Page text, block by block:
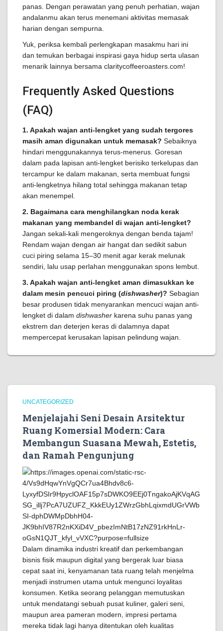
panas. Dengan perawatan yang penuh perhatian, wajan
andalanmu akan terus menemani aktivitas memasak
harian dengan sempurna.
Yuk, periksa kembali perlengkapan masakmu hari ini
dan temukan berbagai inspirasi gaya hidup serta ulasan
menarik lainnya bersama claritycoffeeroasters.com!
Frequently Asked Questions
(FAQ)
1. Apakah wajan anti-lengket yang sudah tergores
masih aman digunakan untuk memasak? Sebaiknya
hindari menggunakannya terus-menerus. Goresan
dalam pada lapisan anti-lengket berisiko terkelupas dan
tercampur ke dalam makanan, serta membuat fungsi
anti-lengketnya hilang total sehingga makanan tetap
akan menempel.
2. Bagaimana cara menghilangkan noda kerak
makanan yang membandel di wajan anti-lengket?
Jangan sekali-kali mengeroknya dengan benda tajam!
Rendam wajan dengan air hangat dan sedikit sabun
cuci piring selama 15–30 menit agar kerak melunak
sendiri, lalu usap perlahan menggunakan spons lembut.
3. Apakah wajan anti-lengket aman dimasukkan ke
dalam mesin pencuci piring (dishwasher)? Sebagian
besar produsen tidak menyarankan mencuci wajan anti-
lengket di dalam dishwasher karena suhu panas yang
ekstrem dan deterjen keras di dalamnya dapat
mempercepat kerusakan lapisan pelindung wajan.
UNCATEGORIZED
Menjelajahi Seni Desain Arsitektur
Ruang Komersial Modern: Cara
Membangun Suasana Mewah, Estetis,
dan Ramah Pengunjung
Dalam dinamika industri kreatif dan perkembangan
bisnis fisik maupun digital yang bergerak luar biasa
cepat saat ini, kenyamanan tata ruang telah menjelma
menjadi instrumen utama untuk mengunci loyalitas
konsumen. Ketika seorang pelanggan memutuskan
untuk mendatangi sebuah pusat kuliner, galeri seni,
maupun area pameran modern, impresi pertama
mereka tidak lagi hanya ditentukan oleh kualitas